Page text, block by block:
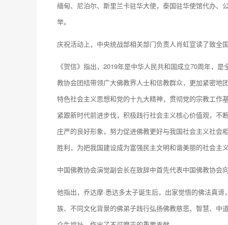
缅甸、尼泊尔、斯里兰卡驻华大使，泰国驻华使馆代办、
举。
庆祝活动上，中央统战部相关部门负责人肖虹宣读了致
《贺信》指出，2019年是中华人民共和国成立70周年，
教协会团结带领广大佛教界人士和信教群众，更加紧密地
特色社会主义思想和党的十九大精神，贯彻党的宗教工作
紧跟新时代前进步伐，积极践行社会主义核心价值观，
庄严的良好形象，努力促进佛教更好与我国社会主义社
胜利，为把我国建设成为富强民主文明和谐美丽的社会
中国佛教协会演觉副会长在致辞中首先代表中国佛教协会
他指出，乔达摩·悉达多太子诞生后，出家觉悟的佛法真
族、不同文化背景的佛弟子践行弘扬佛教慈悲、智慧、中